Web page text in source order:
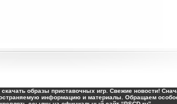
образы приставочных игр. Свежие новости!
информацию и материалы. Обращаем